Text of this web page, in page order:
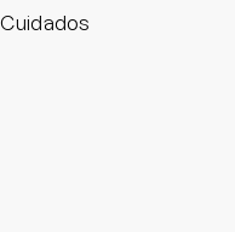
Cuidados